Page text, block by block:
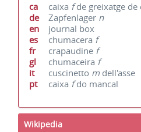
ca caixa fde greixatge de
de
Zapfenlager n
en
journal box
es
chumacera f
fr
crapaudine f
gl
chumaceira f
it
cuscinetto mdell'asse
pt
caixa fdo mancal
Wikipedia